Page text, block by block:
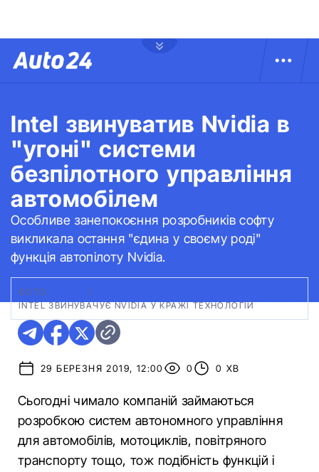
Intel звинуватив Nvidia в
"угоні" системи
безпілотного управління
автомобілем
Особливе занепокоєння розробників софту
викликала остання "єдина у своєму роді"
функція автопілоту Nvidia.
ФОТО:
INTEL ЗВИНУВАЧУЄ NVIDIA У КРАЖІ ТЕХНОЛОГІЙ
29 БЕРЕЗНЯ 2019, 12:00 0 0 ХВ
Сьогодні чимало компаній займаються
розробкою систем автономного управління
для автомобілів, мотоциклів, повітряного
транспорту тощо, тож подібність функцій і